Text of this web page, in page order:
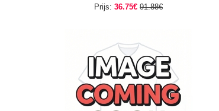
Prijs: 36.75€ 91.88€